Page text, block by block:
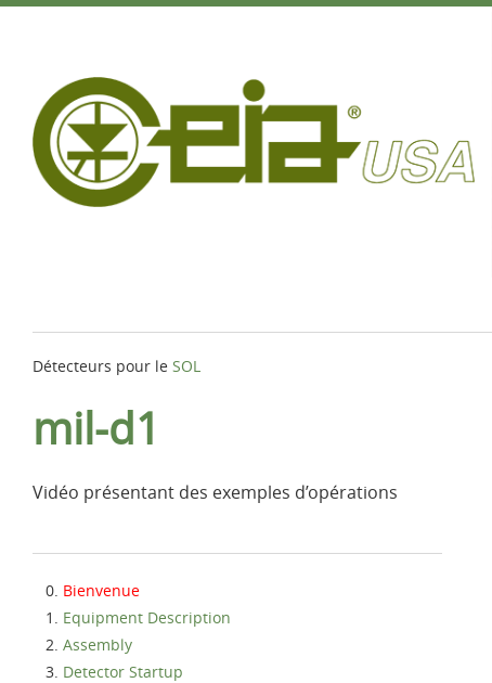
Détecteurs pour le SOL
mil-d1
Vidéo présentant des exemples d’opérations
Bienvenue
Equipment Description
Assembly
Detector Startup